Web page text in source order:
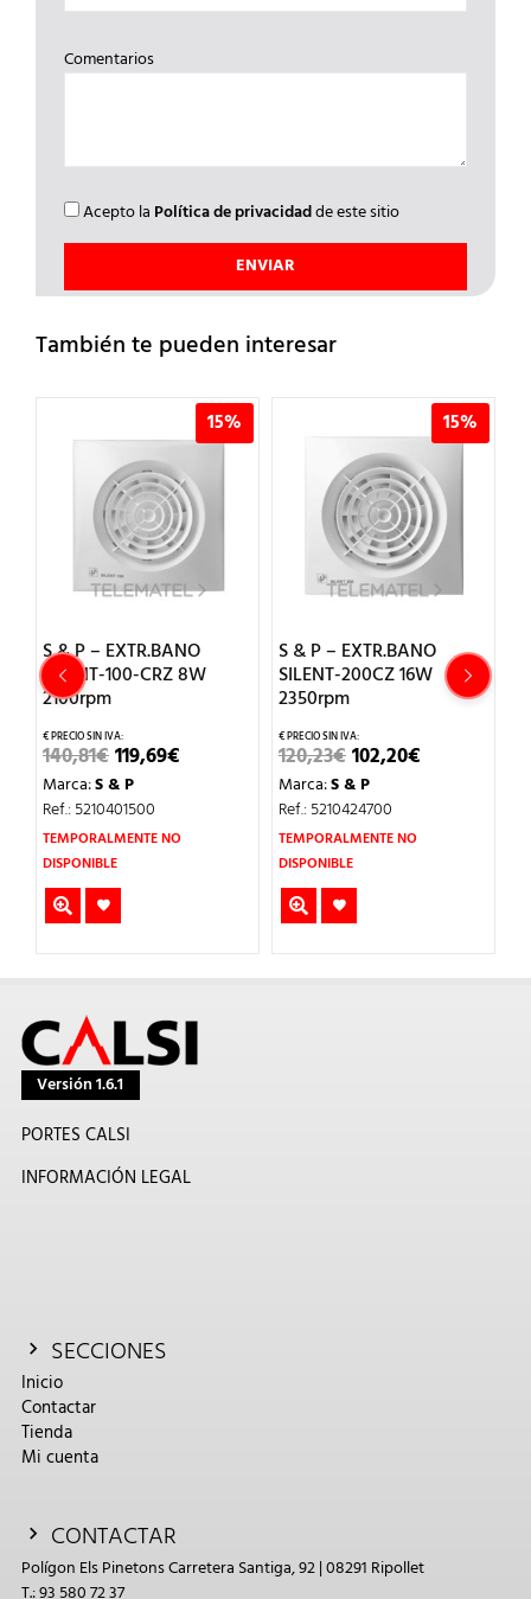
Comentarios
Acepto la Política de privacidadde este sitio
También te pueden interesar
15%
S & P – EXTR.BANO
SILENT-100-CRZ 8W
2100rpm
140,81€EL
PRECIO
ORIGINAL
ERA:
140,81€.
119,69€
119,69€.
Marca:S & P
Ref.: 5210401500
TEMPORALMENTE NO
DISPONIBLE
15%
S & P – EXTR.BANO
SILENT-200CZ 16W
2350rpm
120,23€EL
PRECIO
ORIGINAL
ERA:
120,23€.
102,20€
Marca:S & P
Ref.: 5210424700
TEMPORALMENTE NO
DISPONIBLE
Versión 1.6.1
PORTES CALSI
INFORMACIÓN LEGAL
SECCIONES
Inicio
Contactar
Tienda
Mi cuenta
CONTACTAR
Polígon Els Pinetons Carretera Santiga, 92 | 08291 Ripollet
T.: 93 580 72 37